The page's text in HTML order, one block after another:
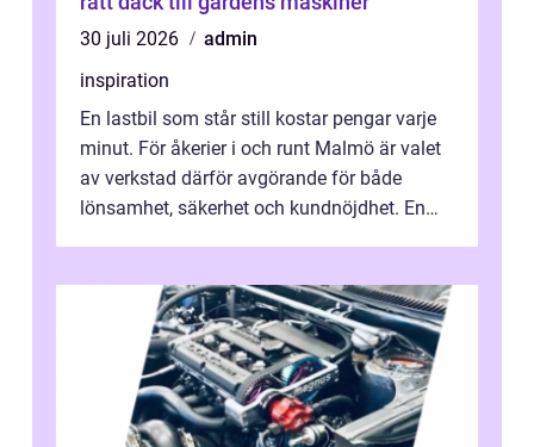
30 juli 2026
admin
inspiration
En lastbil som står still kostar pengar varje
minut. För åkerier i och runt Malmö är valet
av verkstad därför avgörande för både
lönsamhet, säkerhet och kundnöjdhet. En